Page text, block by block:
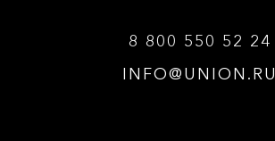
8 800 550 52 24
INFO@UNION.RU